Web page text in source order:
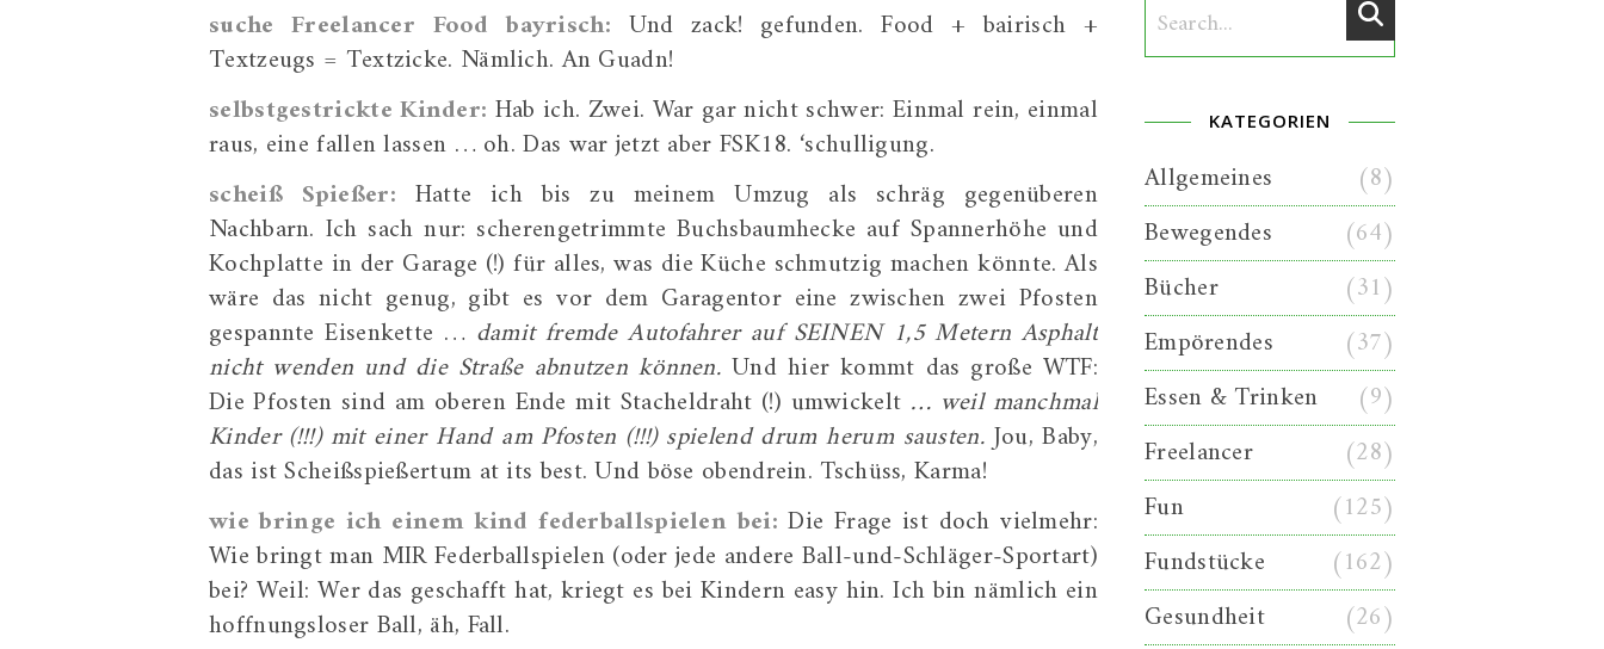
suche Freelancer Food bayrisch: Und zack! gefunden. Food + bairisch +
Textzeugs = Textzicke. Nämlich. An Guadn!
selbstgestrickte Kinder: Hab ich. Zwei. War gar nicht schwer: Einmal rein, einmal
raus, eine fallen lassen … oh. Das war jetzt aber FSK18. ‘schulligung.
scheiß Spießer: Hatte ich bis zu meinem Umzug als schräg gegenüberen
Nachbarn. Ich sach nur: scherengetrimmte Buchsbaumhecke auf Spannerhöhe und
Kochplatte in der Garage (!) für alles, was die Küche schmutzig machen könnte. Als
wäre das nicht genug, gibt es vor dem Garagentor eine zwischen zwei Pfosten
gespannte Eisenkette … damit fremde Autofahrer auf SEINEN 1,5 Metern Asphalt
nicht wenden und die Straße abnutzen können.Und hier kommt das große WTF:
Die Pfosten sind am oberen Ende mit Stacheldraht (!) umwickelt … weil manchmal
Kinder (!!!) mit einer Hand am Pfosten (!!!) spielend drum herum sausten. Jou, Baby,
das ist Scheißspießertum at its best. Und böse obendrein. Tschüss, Karma!
wie bringe ich einem kind federballspielen bei:Die Frage ist doch vielmehr:
Wie bringt man MIR Federballspielen (oder jede andere Ball-und-Schläger-Sportart)
bei? Weil: Wer das geschafft hat, kriegt es bei Kindern easy hin. Ich bin nämlich ein
hoffnungsloser Ball, äh, Fall.
KATEGORIEN
Allgemeines
(8)
Bewegendes
(64)
Bücher
(31)
Empörendes
(37)
Essen & Trinken
(9)
Freelancer
(28)
Fun
(125)
Fundstücke
(162)
Gesundheit
(26)